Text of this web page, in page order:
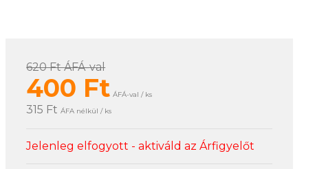
620 FtÁFÁ-val
400 Ft ÁFÁ-val / ks
315 Ft ÁFA nélkül / ks
Jelenleg elfogyott - aktiváld az Árfigyelőt